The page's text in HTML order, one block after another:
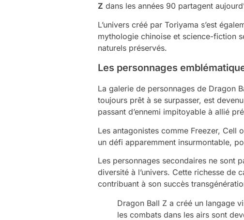
Z dans les années 90 partagent
L’univers créé par Toriyama s’est
mythologie chinoise et science-fiction
naturels préservés.
Les personnages
La galerie de personnages de Dragon
toujours prêt à se surpasser, est
passant d’ennemi impitoyable à allié
Les antagonistes comme Freezer, Cell
un défi apparemment insurmontable,
Les personnages secondaires ne sont
diversité à l’univers. Cette richesse de
contribuant à son succès
Dragon Ball Z a créé un langage
les combats dans les airs sont